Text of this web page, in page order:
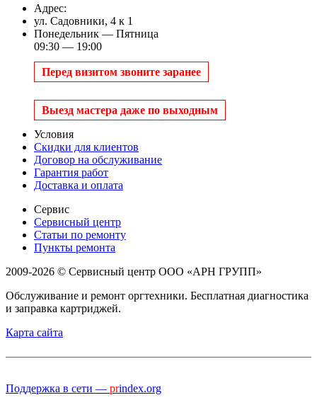
Адрес:
ул. Садовники, 4 к 1
Понедельник — Пятница
09:30 — 19:00
Перед визитом звоните заранее
Выезд мастера даже по выходным
Условия
Скидки для клиентов
Договор на обслуживание
Гарантия работ
Доставка и оплата
Сервис
Сервисный центр
Статьи по ремонту
Пункты ремонта
2009-2026 © Сервисный центр ООО «АРН ГРУПП»
Обслуживание и ремонт оргтехники. Бесплатная диагностика
и заправка картриджей.
Карта сайта
Поддержка в сети — prindex.org